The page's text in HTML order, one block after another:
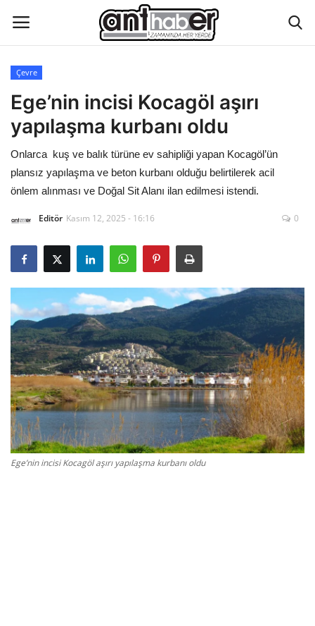
Künye
Eğitim
Aktüel Magazin
Asayiş
Çevre
Gizlilik Politikası
Reklam ve İşbirliği
Bodrum Trafik Yoğunluk Haritası
Turizm
Çevre
Ege’nin incisi Kocagöl aşırı
yapılaşma kurbanı oldu
Onlarca kuş ve balık türüne ev sahipliği yapan Kocagöl’ün
plansız yapılaşma ve beton kurbanı olduğu belirtilerek acil
önlem alınması ve Doğal Sit Alanı ilan edilmesi istendi.
Editör Kasım 12, 2025 - 16:16 0
Ege’nin incisi Kocagöl aşırı yapılaşma kurbanı oldu